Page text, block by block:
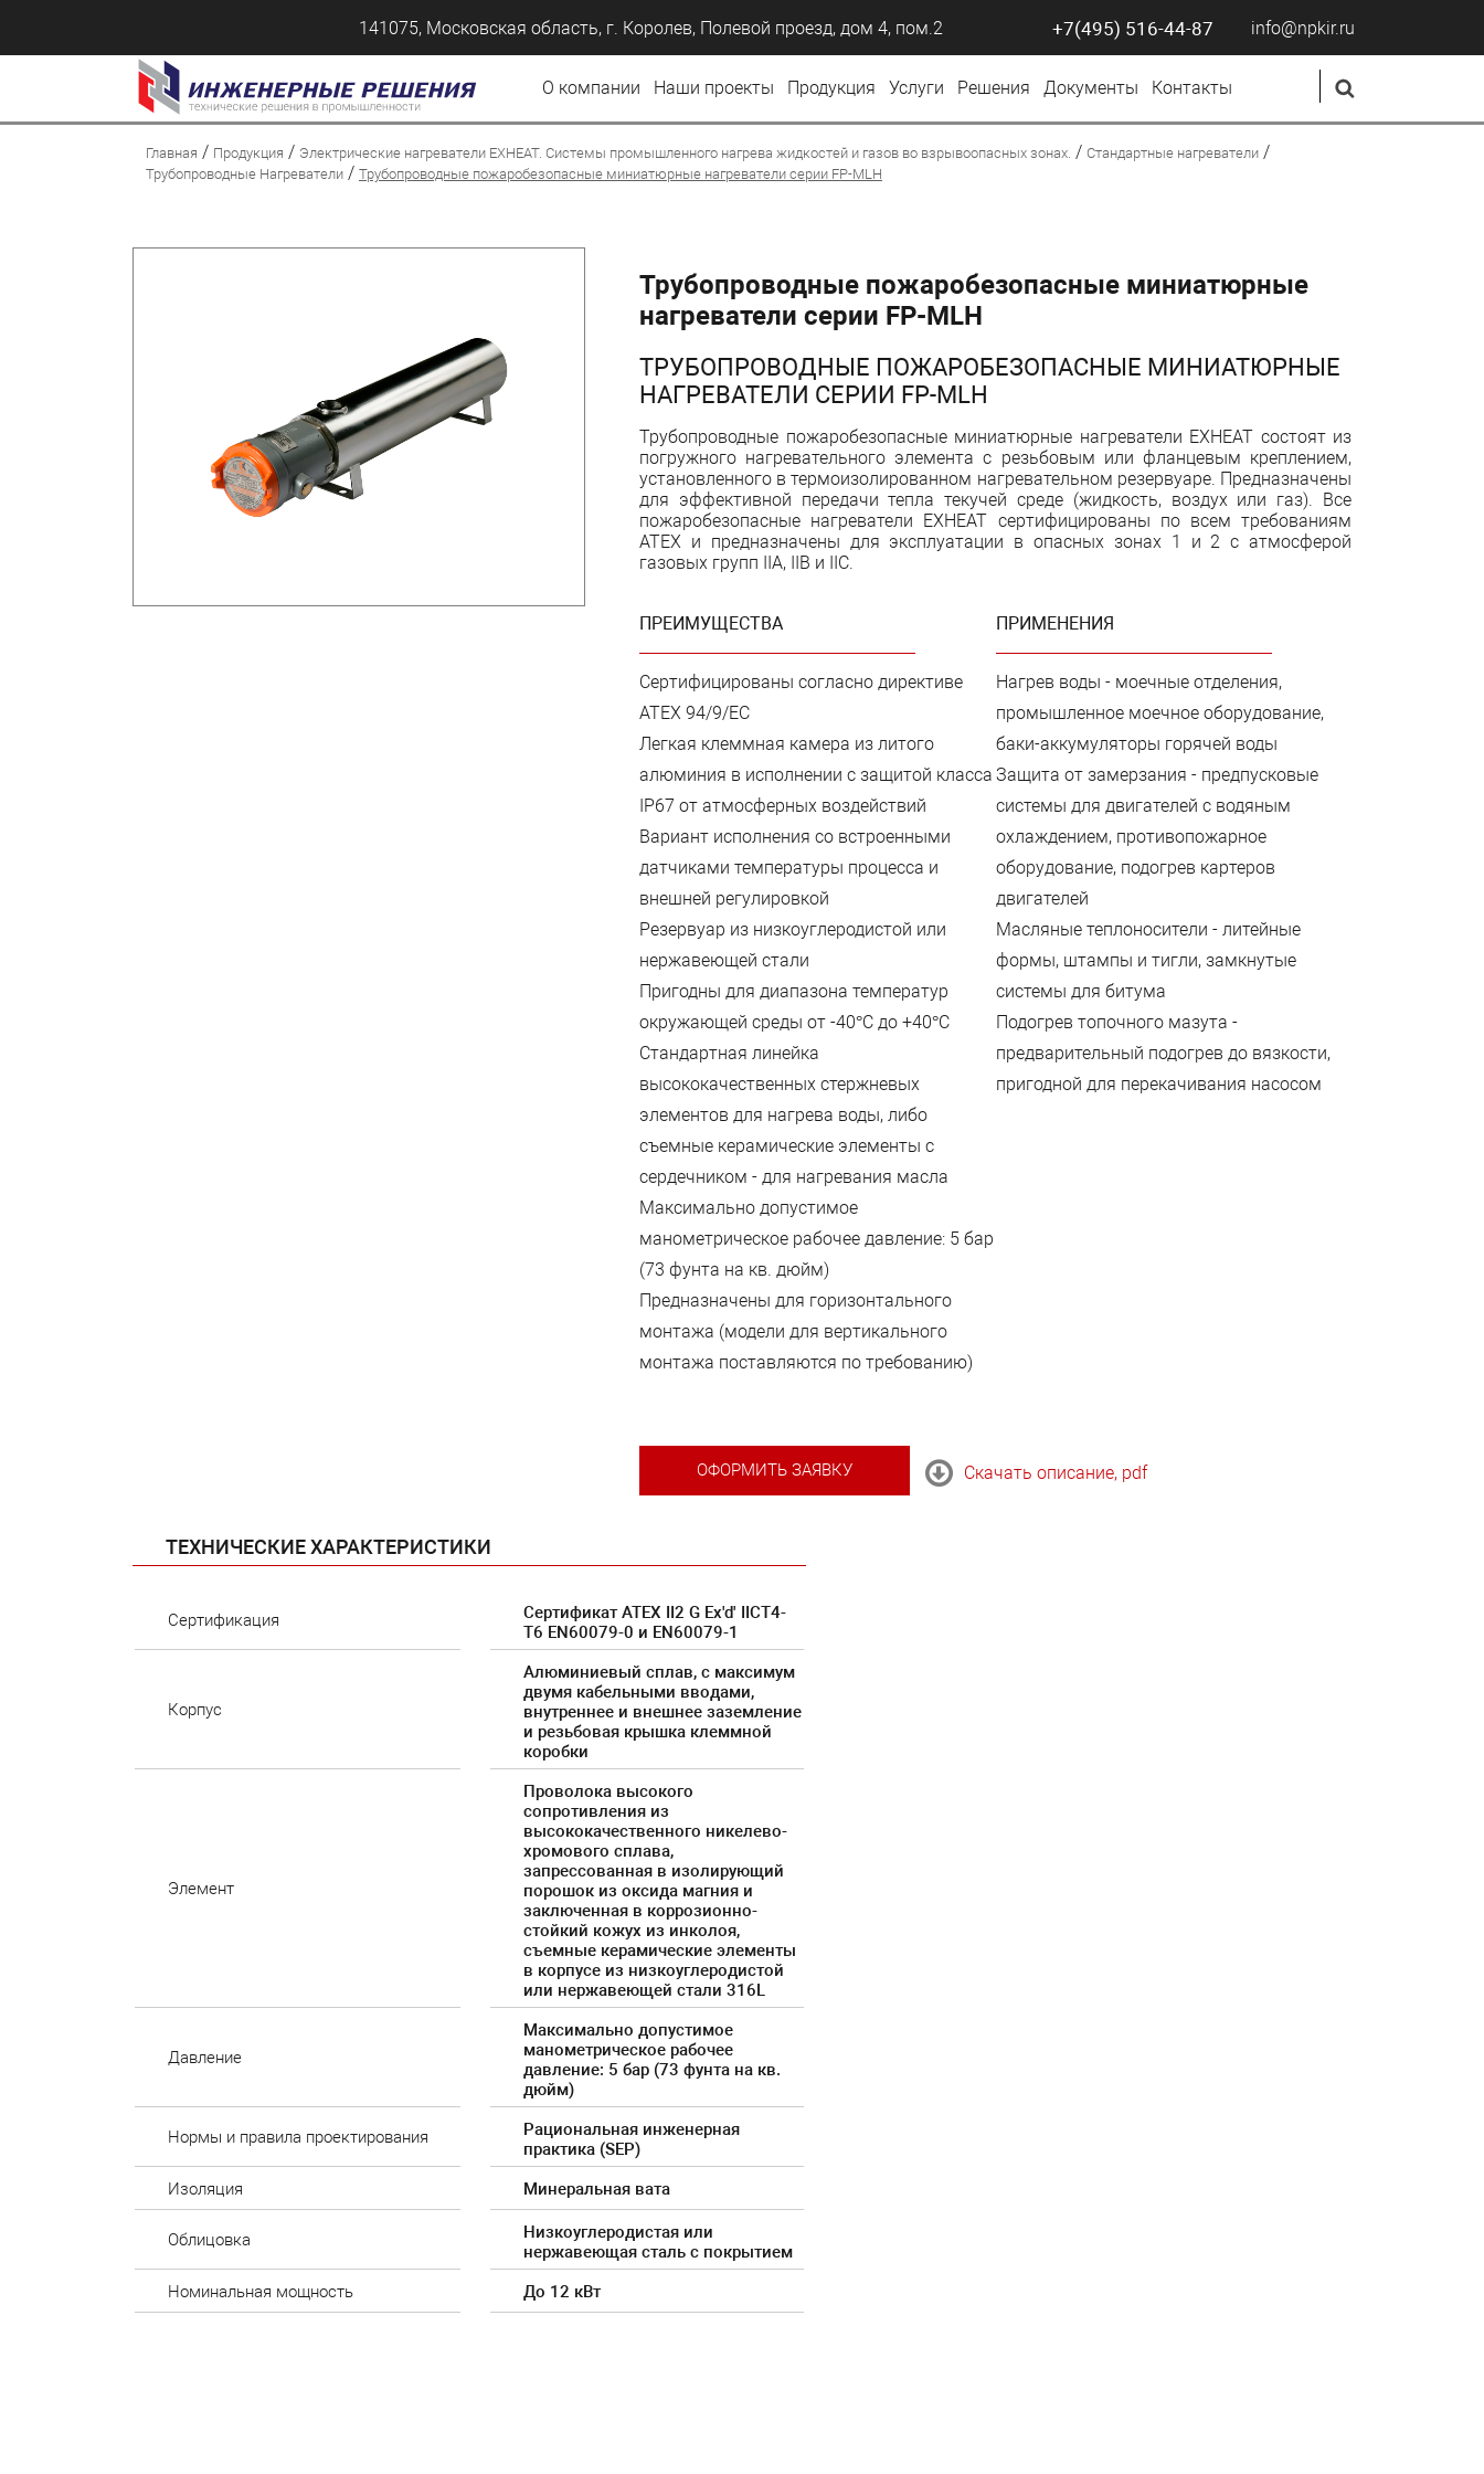
141075, Московская область, г. Королев, Полевой проезд, дом 4, пом.2 +7(495) 516-44-87 info@npkir.ru
О компании Наши проекты Продукция Услуги Решения Документы Контакты
Главная / Продукция / Электрические нагреватели EXHEAT. Системы промышленного нагрева жидкостей и газов во взрывоопасных зонах. / Стандартные нагреватели /
Трубопроводные Нагреватели / Трубопроводные пожаробезопасные миниатюрные нагреватели серии FP-MLH
Трубопроводные пожаробезопасные миниатюрные
нагреватели серии FP-MLH
ТРУБОПРОВОДНЫЕ ПОЖАРОБЕЗОПАСНЫЕ МИНИАТЮРНЫЕ
НАГРЕВАТЕЛИ СЕРИИ FP-MLH
Трубопроводные пожаробезопасные миниатюрные нагреватели ЕХНЕАТ состоят из
погружного нагревательного элемента с резьбовым или фланцевым креплением,
установленного в термоизолированном нагревательном резервуаре. Предназначены
для эффективной передачи тепла текучей среде (жидкость, воздух или газ). Все
пожаробезопасные нагреватели ЕХНЕАТ сертифицированы по всем требованиям
АТЕХ и предназначены для эксплуатации в опасных зонах 1 и 2 с атмосферой
газовых групп IIA, IIB и IIC.
ПРЕИМУЩЕСТВА
Сертифицированы согласно директиве
АТЕХ 94/9/ЕС
Легкая клеммная камера из литого
алюминия в исполнении с защитой класса
IP67 от атмосферных воздействий
Вариант исполнения со встроенными
датчиками температуры процесса и
внешней регулировкой
Резервуар из низкоуглеродистой или
нержавеющей стали
Пригодны для диапазона температур
окружающей среды от -40°С до +40°С
Стандартная линейка
высококачественных стержневых
элементов для нагрева воды, либо
съемные керамические элементы с
сердечником - для нагревания масла
Максимально допустимое
манометрическое рабочее давление: 5 бар
(73 фунта на кв. дюйм)
Предназначены для горизонтального
монтажа (модели для вертикального
монтажа поставляются по требованию)
ПРИМЕНЕНИЯ
Нагрев воды - моечные отделения,
промышленное моечное оборудование,
баки-аккумуляторы горячей воды
Защита от замерзания - предпусковые
системы для двигателей с водяным
охлаждением, противопожарное
оборудование, подогрев картеров
двигателей
Масляные теплоносители - литейные
формы, штампы и тигли, замкнутые
системы для битума
Подогрев топочного мазута -
предварительный подогрев до вязкости,
пригодной для перекачивания насосом
ОФОРМИТЬ ЗАЯВКУ Скачать описание, pdf
ТЕХНИЧЕСКИЕ ХАРАКТЕРИСТИКИ
Сертификация
Сертификат АТЕХ II2 G Ex'd' IICT4-
T6 EN60079-0 и EN60079-1
Корпус
Алюминиевый сплав, с максимум
двумя кабельными вводами,
внутреннее и внешнее заземление
и резьбовая крышка клеммной
коробки
Элемент
Проволока высокого
сопротивления из
высококачественного никелево-
хромового сплава,
запрессованная в изолирующий
порошок из оксида магния и
заключенная в коррозионно-
стойкий кожух из инколоя,
съемные керамические элементы
в корпусе из низкоуглеродистой
или нержавеющей стали 316L
Давление
Максимально допустимое
манометрическое рабочее
давление: 5 бар (73 фунта на кв.
дюйм)
Нормы и правила проектирования
Рациональная инженерная
практика (SEP)
Изоляция
Минеральная вата
Облицовка
Низкоуглеродистая или
нержавеющая сталь с покрытием
Номинальная мощность
До 12 кВт